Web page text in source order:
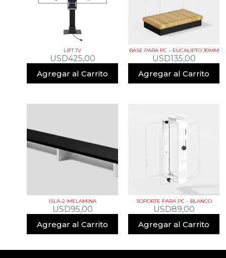
LIFT TV
USD425,00
Agregar al Carrito
BASE PARA PC – EUCALIPTO 30MM
USD135,00
Agregar al Carrito
ISLA-2-MELAMINA
USD95,00
Agregar al Carrito
SOPORTE PARA PC – BLANCO
USD89,00
Agregar al Carrito